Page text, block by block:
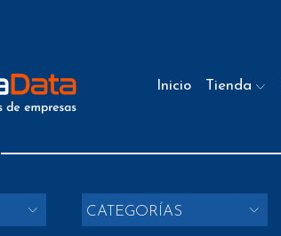
Inicio Tienda
CATEGORÍAS